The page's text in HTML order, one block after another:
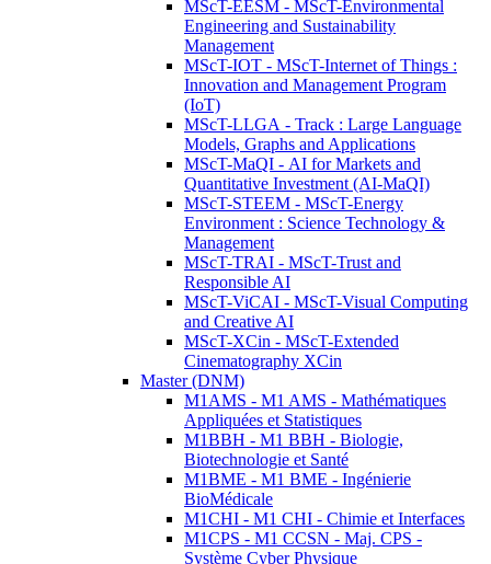
MScT-EESM - MScT-Environmental
Engineering and Sustainability
Management
MScT-IOT - MScT-Internet of Things :
Innovation and Management Program
(IoT)
MScT-LLGA - Track : Large Language
Models, Graphs and Applications
MScT-MaQI - AI for Markets and
Quantitative Investment (AI-MaQI)
MScT-STEEM - MScT-Energy
Environment : Science Technology &
Management
MScT-TRAI - MScT-Trust and
Responsible AI
MScT-ViCAI - MScT-Visual Computing
and Creative AI
MScT-XCin - MScT-Extended
Cinematography XCin
Master (DNM)
M1AMS - M1 AMS - Mathématiques
Appliquées et Statistiques
M1BBH - M1 BBH - Biologie,
Biotechnologie et Santé
M1BME - M1 BME - Ingénierie
BioMédicale
M1CHI - M1 CHI - Chimie et Interfaces
M1CPS - M1 CCSN - Maj. CPS -
Système Cyber Physique